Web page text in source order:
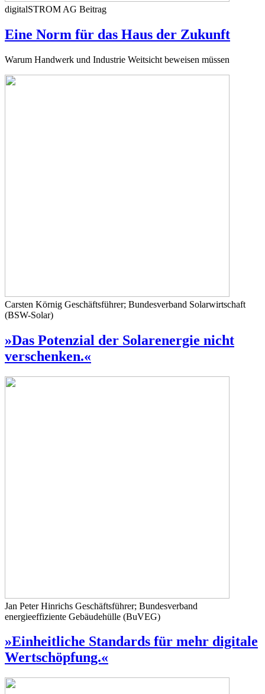
digitalSTROM AG Beitrag
Eine Norm für das Haus der Zukunft
Warum Handwerk und Industrie Weitsicht beweisen müssen
Carsten Körnig Geschäftsführer; Bundesverband Solarwirtschaft
(BSW-Solar)
»Das Potenzial der Solarenergie nicht
verschenken.«
Jan Peter Hinrichs Geschäftsführer; Bundesverband
energieeffiziente Gebäudehülle (BuVEG)
»Einheitliche Standards für mehr digitale
Wertschöpfung.«